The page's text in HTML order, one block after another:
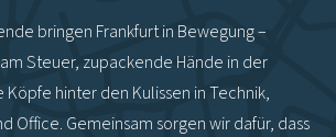
bringen Frankfurt in Bewegung –
Steuer, zupackende Hände in der
hinter den Kulissen in Technik,
Office. Gemeinsam sorgen wir dafür, dass